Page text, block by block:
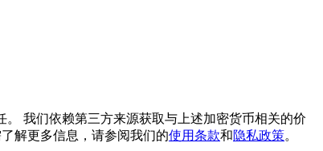
我们依赖第三方来源获取与上述加密货币相关的价
解更多信息，请参阅我们的使用条款和隐私政策。